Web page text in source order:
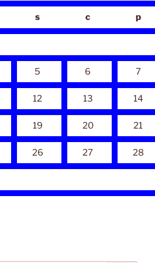
s c p
5 6 7
12 13 14
19 20 21
26 27 28